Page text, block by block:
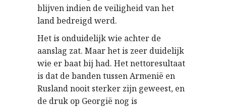
blijven indien de veiligheid van het
land bedreigd werd.
Het is onduidelijk wie achter de
aanslag zat. Maar het is zeer duidelijk
wie er baat bij had. Het nettoresultaat
is dat de banden tussen Armenië en
Rusland nooit sterker zijn geweest, en
de druk op Georgië nog is